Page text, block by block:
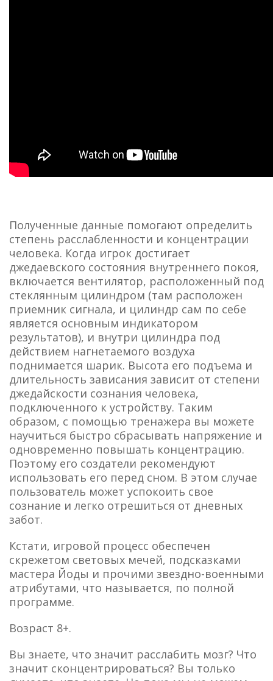
Полученные данные помогают определить
степень расслабленности и концентрации
человека. Когда игрок достигает
джедаевского состояния внутреннего покоя,
включается вентилятор, расположенный под
стеклянным цилиндром (там расположен
приемник сигнала, и цилиндр сам по себе
является основным индикатором
результатов), и внутри цилиндра под
действием нагнетаемого воздуха
поднимается шарик. Высота его подъема и
длительность зависания зависит от степени
джедайскости сознания человека,
подключенного к устройству. Таким
образом, с помощью тренажера вы можете
научиться быстро сбрасывать напряжение и
одновременно повышать концентрацию.
Поэтому его создатели рекомендуют
использовать его перед сном. В этом случае
пользователь может успокоить свое
сознание и легко отрешиться от дневных
забот.
Кстати, игровой процесс обеспечен
скрежетом световых мечей, подсказками
мастера Йоды и прочими звездно-военными
атрибутами, что называется, по полной
программе.
Возраст 8+.
Вы знаете, что значит расслабить мозг? Что
значит сконцентрироваться? Вы только